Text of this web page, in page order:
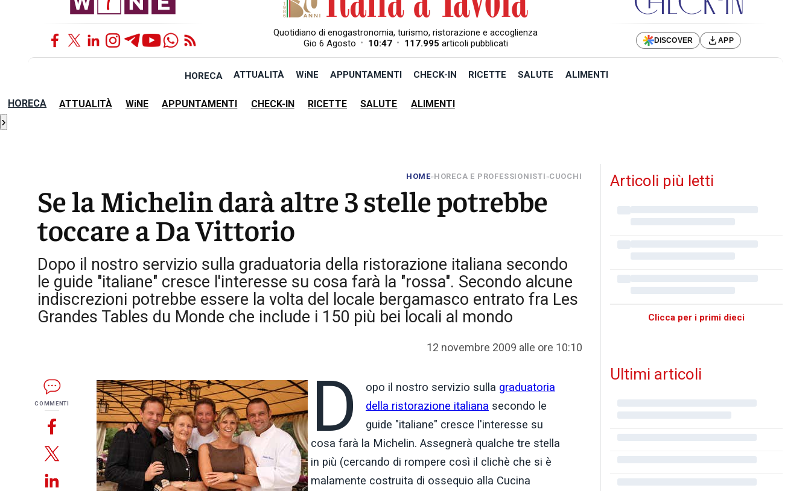
Quotidiano di enogastronomia, turismo, ristorazione e accoglienza
Gio 6 Agosto • 10:47 • 117.995 articoli pubblicati DISCOVER APP
HORECA ATTUALITÀ WiNE APPUNTAMENTI CHECK-IN RICETTE SALUTE ALIMENTI
HORECA ATTUALITÀ WiNE APPUNTAMENTI CHECK-IN RICETTE SALUTE ALIMENTI
›
HOME»HORECA E PROFESSIONISTI »CUOCHI
Se la Michelin darà altre 3 stelle potrebbe
toccare a Da Vittorio
Dopo il nostro servizio sulla graduatoria della ristorazione italiana secondo
le guide "italiane" cresce l'interesse su cosa farà la "rossa". Secondo alcune
indiscrezioni potrebbe essere la volta del locale bergamasco entrato fra Les
Grandes Tables du Monde che include i 150 più bei locali al mondo
12 novembre 2009 alle ore 10:10
COMMENTI D opo il nostro servizio sulla graduatoria
della ristorazione italiana secondo le
guide "italiane" cresce l'interesse su
cosa farà la Michelin. Assegnerà qualche tre stella
in più (cercando di rompere così il clichè che si è
malamente costruita di ossequio alla Cucina
Articoli più letti
Clicca per i primi dieci
Ultimi articoli